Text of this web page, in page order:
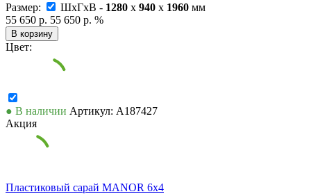
Размер:
ШxГxВ - 1280 x 940 x 1960 мм
55 650 р. 55 650 р. %
В корзину
Цвет:
● В наличии Артикул: А187427
Акция
Пластиковый сарай MANOR 6x4